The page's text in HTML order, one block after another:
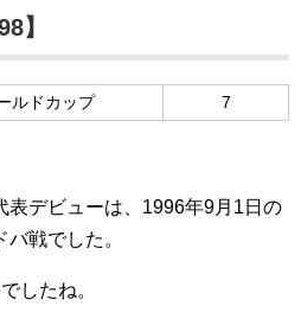
】
ルドカップ 7
表デビューは、1996年9月1日の
戦でした。
したね。